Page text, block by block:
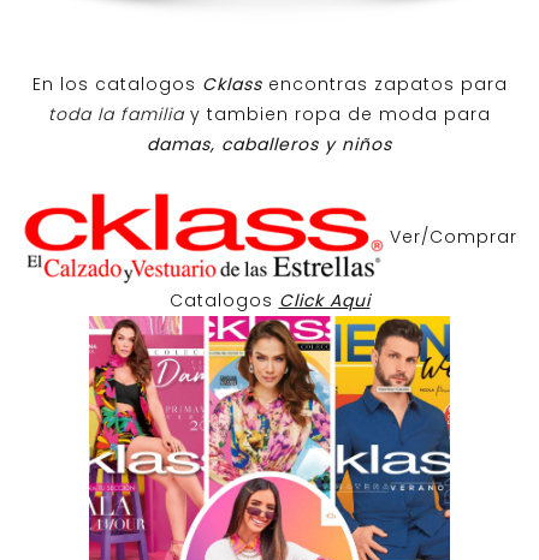
En los catalogos Cklass encontras zapatos para
toda la familiay tambien ropa de moda para
damas, caballeros y niños
Ver/Comprar
Catalogos Click Aqui